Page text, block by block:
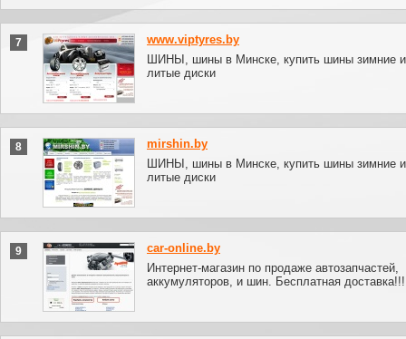
7
www.viptyres.by
ШИНЫ, шины в Минске, купить шины зимние и
литые диски
8
mirshin.by
ШИНЫ, шины в Минске, купить шины зимние и
литые диски
9
car-online.by
Интернет-магазин по продаже автозапчастей,
аккумуляторов, и шин. Бесплатная доставка!!!